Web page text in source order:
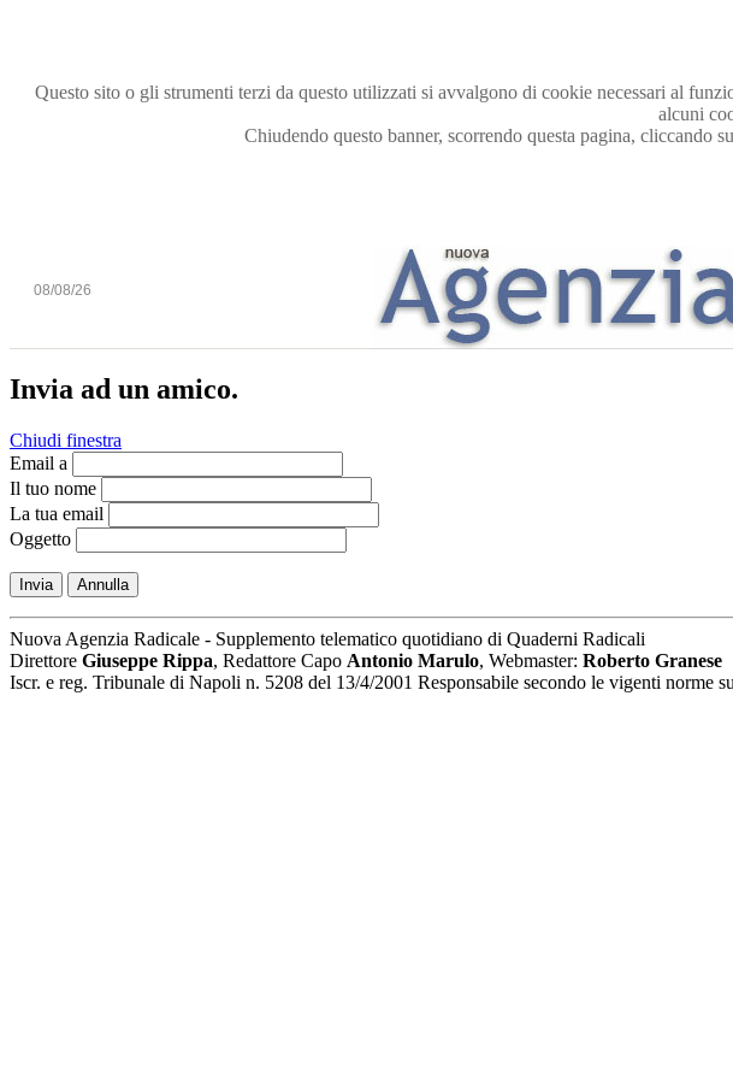
Questo sito o gli strumenti terzi da questo utilizzati si avvalgono di cookie necessari al
alcuni
Chiudendo questo banner, scorrendo questa pagina, cliccando
08/08/26
Invia ad un amico.
Chiudi finestra
Email a
Il tuo nome
La tua email
Oggetto
Invia Annulla
Nuova Agenzia Radicale - Supplemento telematico quotidiano di Quaderni Radicali
Direttore Giuseppe Rippa, Redattore Capo Antonio Marulo, Webmaster: Roberto Granese
Iscr. e reg. Tribunale di Napoli n. 5208 del 13/4/2001 Responsabile secondo le vigenti norme